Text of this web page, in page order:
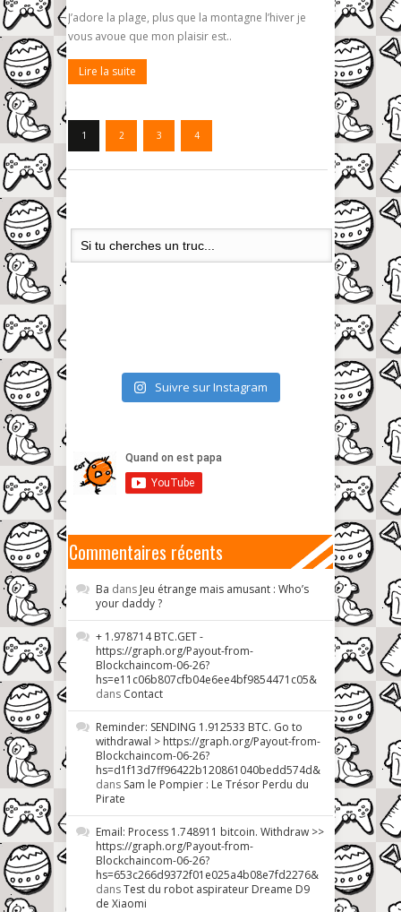
J’adore la plage, plus que la montagne l’hiver je
vous avoue que mon plaisir est..
Lire la suite
1 2 3 4
Suivre sur Instagram
Commentaires récents
Ba dans Jeu étrange mais amusant : Who’s
your daddy ?
+ 1.978714 BTC.GET -
https://graph.org/Payout-from-
Blockchaincom-06-26?
hs=e11c06b807cfb04e6ee4bf9854471c05&
dans Contact
Reminder: SENDING 1.912533 BTC. Go to
withdrawal > https://graph.org/Payout-from-
Blockchaincom-06-26?
hs=d1f13d7ff96422b120861040bedd574d&
dans Sam le Pompier : Le Trésor Perdu du
Pirate
Email: Process 1.748911 bitcoin. Withdraw >>
https://graph.org/Payout-from-
Blockchaincom-06-26?
hs=653c266d9372f01e025a4b08e7fd2276&
dansTest du robot aspirateur Dreame D9
de Xiaomi